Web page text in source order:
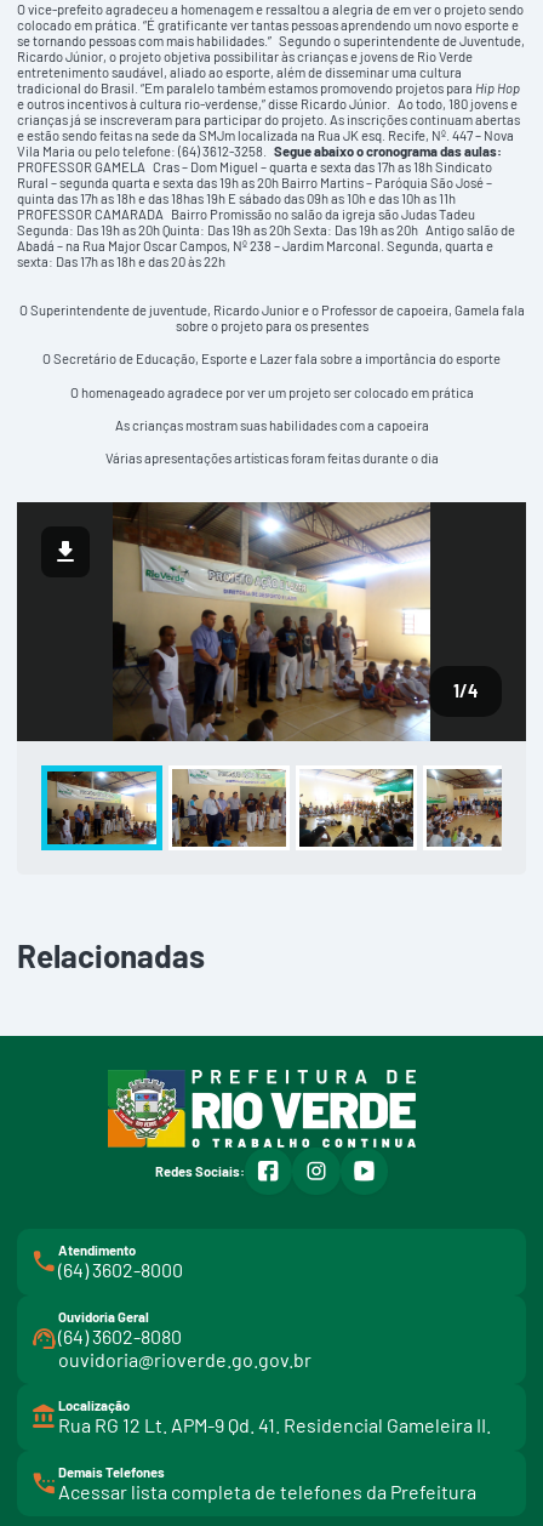
O vice-prefeito agradeceu a homenagem e ressaltou a alegria de em ver o projeto sendo
colocado em prática. “É gratificante ver tantas pessoas aprendendo um novo esporte e
se tornando pessoas com mais habilidades.” Segundo o superintendente de Juventude,
Ricardo Júnior, o projeto objetiva possibilitar às crianças e jovens de Rio Verde
entretenimento saudável, aliado ao esporte, além de disseminar uma cultura
tradicional do Brasil. “Em paralelo também estamos promovendo projetos para Hip Hop
e outros incentivos à cultura rio-verdense,” disse Ricardo Júnior. Ao todo, 180 jovens e
crianças já se inscreveram para participar do projeto. As inscrições continuam abertas
e estão sendo feitas na sede da SMJm localizada na Rua JK esq. Recife, Nº. 447 – Nova
Vila Maria ou pelo telefone: (64) 3612-3258.
Segue abaixo o cronograma das aulas:
PROFESSOR GAMELA Cras – Dom Miguel – quarta e sexta das 17h as 18h Sindicato
Rural – segunda quarta e sexta das 19h as 20h Bairro Martins – Paróquia São José –
quinta das 17h as 18h e das 18has 19h E sábado das 09h as 10h e das 10h as 11h
PROFESSOR CAMARADA Bairro Promissão no salão da igreja são Judas Tadeu
Segunda: Das 19h as 20h Quinta: Das 19h as 20h Sexta: Das 19h as 20h Antigo salão de
Abadá – na Rua Major Oscar Campos, Nº 238 – Jardim Marconal. Segunda, quarta e
sexta: Das 17h as 18h e das 20 às 22h
O Superintendente de juventude, Ricardo Junior e o Professor de capoeira, Gamela fala
sobre o projeto para os presentes
O Secretário de Educação, Esporte e Lazer fala sobre a importância do esporte
O homenageado agradece por ver um projeto ser colocado em prática
As crianças mostram suas habilidades com a capoeira
Várias apresentações artísticas foram feitas durante o dia
1/4
Relacionadas
Redes Sociais: facebookinstagramyoutube
Atendimento
(64) 3602-8000
Ouvidoria Geral
(64) 3602-8080
ouvidoria@rioverde.go.gov.br
Localização
Rua RG 12 Lt. APM-9 Qd. 41. Residencial Gameleira II.
Demais Telefones
Acessar lista completa de telefones da Prefeitura
i